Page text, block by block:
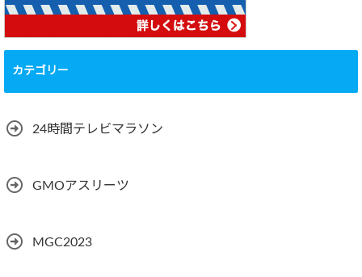
カテゴリー
24時間テレビマラソン
GMOアスリーツ
MGC2023